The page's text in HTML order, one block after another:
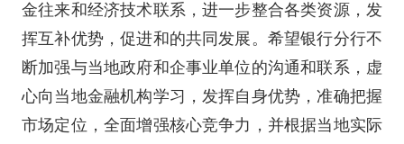
金往来和经济技术联系，进一步整合各类资源，发
挥互补优势，促进和的共同发展。希望银行分行不
断加强与当地政府和企事业单位的沟通和联系，虚
心向当地金融机构学习，发挥自身优势，准确把握
市场定位，全面增强核心竞争力，并根据当地实际